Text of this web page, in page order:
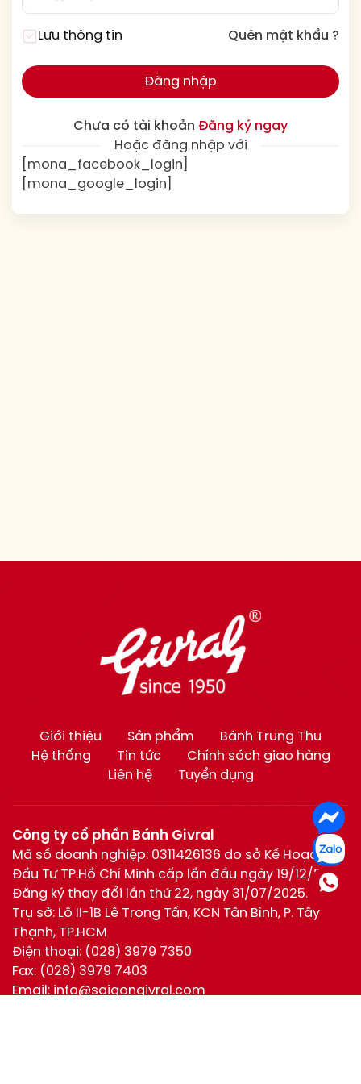
Lưu thông tin Quên mật khẩu ?
Đăng nhập
Chưa có tài khoản Đăng ký ngay
Hoặc đăng nhập với
[mona_facebook_login]
[mona_google_login]
Giới thiệu Sản phẩm
Bánh Trung Thu
Hệ thống
Tin tức
Chính sách giao hàng
Liên hệ
Tuyển dụng
Công ty cổ phần Bánh Givral
Mã số doanh nghiệp: 0311426136 do sở Kế Hoạch và
Đầu Tư TP.Hồ Chí Minh cấp lần đầu ngày 19/12/2011.
Đăng ký thay đổi lần thứ 22, ngày 31/07/2025.
Trụ sở: Lô II-1B Lê Trọng Tấn, KCN Tân Bình, P. Tây
Thạnh, TP.HCM
Điện thoại: (028) 3979 7350
Fax: (028) 3979 7403
Email: info@saigongivral.com